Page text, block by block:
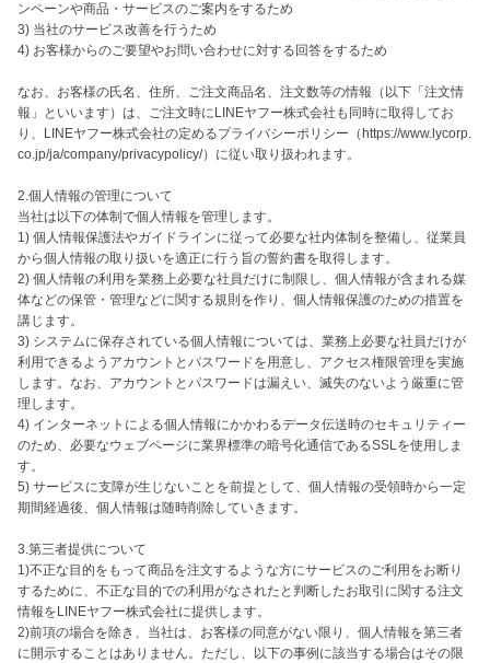
ンペーンや商品・サービスのご案内をするため
3) 当社のサービス改善を行うため
4) お客様からのご要望やお問い合わせに対する回答をするため
なお、お客様の氏名、住所、ご注文商品名、注文数等の情報（以下「注文情
報」といいます）は、ご注文時にLINEヤフー株式会社も同時に取得してお
り、LINEヤフー株式会社の定めるプライバシーポリシー（https://www.lycorp.
co.jp/ja/company/privacypolicy/）に従い取り扱われます。
2.個人情報の管理について
当社は以下の体制で個人情報を管理します。
1) 個人情報保護法やガイドラインに従って必要な社内体制を整備し、従業員
から個人情報の取り扱いを適正に行う旨の誓約書を取得します。
2) 個人情報の利用を業務上必要な社員だけに制限し、個人情報が含まれる媒
体などの保管・管理などに関する規則を作り、個人情報保護のための措置を
講じます。
3) システムに保存されている個人情報については、業務上必要な社員だけが
利用できるようアカウントとパスワードを用意し、アクセス権限管理を実施
します。なお、アカウントとパスワードは漏えい、滅失のないよう厳重に管
理します。
4) インターネットによる個人情報にかかわるデータ伝送時のセキュリティー
のため、必要なウェブページに業界標準の暗号化通信であるSSLを使用しま
す。
5) サービスに支障が生じないことを前提として、個人情報の受領時から一定
期間経過後、個人情報は随時削除していきます。
3.第三者提供について
1)不正な目的をもって商品を注文するような方にサービスのご利用をお断り
するために、不正な目的での利用がなされたと判断したお取引に関する注文
情報をLINEヤフー株式会社に提供します。
2)前項の場合を除き、当社は、お客様の同意がない限り、個人情報を第三者
に開示することはありません。ただし、以下の事例に該当する場合はその限